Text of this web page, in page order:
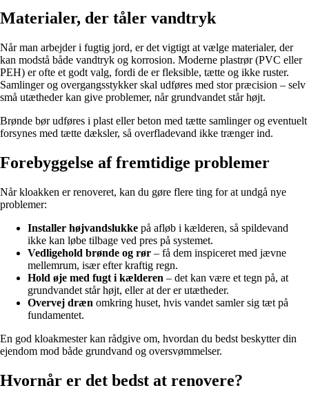
Materialer, der tåler vandtryk
Når man arbejder i fugtig jord, er det vigtigt at vælge materialer, der
kan modstå både vandtryk og korrosion. Moderne plastrør (PVC eller
PEH) er ofte et godt valg, fordi de er fleksible, tætte og ikke ruster.
Samlinger og overgangsstykker skal udføres med stor præcision – selv
små utætheder kan give problemer, når grundvandet står højt.
Brønde bør udføres i plast eller beton med tætte samlinger og eventuelt
forsynes med tætte dæksler, så overfladevand ikke trænger ind.
Forebyggelse af fremtidige problemer
Når kloakken er renoveret, kan du gøre flere ting for at undgå nye
problemer:
Installer højvandslukke på afløb i kælderen, så spildevand
ikke kan løbe tilbage ved pres på systemet.
Vedligehold brønde og rør – få dem inspiceret med jævne
mellemrum, især efter kraftig regn.
Hold øje med fugt i kælderen – det kan være et tegn på, at
grundvandet står højt, eller at der er utætheder.
Overvej dræn omkring huset, hvis vandet samler sig tæt på
fundamentet.
En god kloakmester kan rådgive om, hvordan du bedst beskytter din
ejendom mod både grundvand og oversvømmelser.
Hvornår er det bedst at renovere?